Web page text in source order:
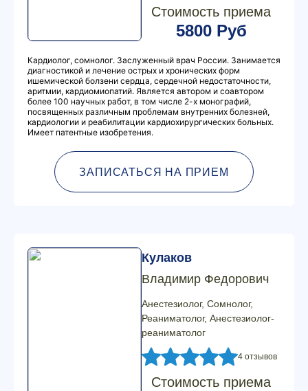
Стоимость приема
5800 Руб
Кардиолог, сомнолог. Заслуженный врач России. Занимается
диагностикой и лечение острых и хронических форм
ишемической болзени сердца, сердечной недостаточности,
аритмии, кардиомиопатий. Является автором и соавтором
более 100 научных работ, в том числе 2-х монографий,
посвященных различным проблемам внутренних болезней,
кардиологии и реабилитации кардиохирургических больных.
Имеет патентные изобретения.
ЗАПИСАТЬСЯ НА ПРИЕМ
Кулаков
Владимир Федорович
Анестезиолог, Сомнолог,
Реаниматолог, Анестезиолог-
реаниматолог
4 отзывов
Стоимость приема